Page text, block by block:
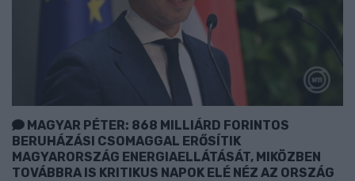
MAGYAR PÉTER: 868 MILLIÁRD FORINTOS
BERUHÁZÁSI CSOMAGGAL ERŐSÍTIK
MAGYARORSZÁG ENERGIAELLÁTÁSÁT, MIKÖZBEN
TOVÁBBRA IS KRITIKUS NAPOK ELÉ NÉZ AZ ORSZÁG